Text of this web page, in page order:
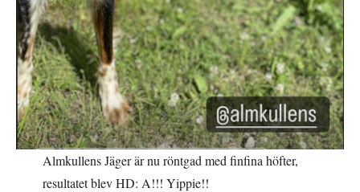
Almkullens Jäger är nu röntgad med finfina höfter,
resultatet blev HD: A!!! Yippie!!